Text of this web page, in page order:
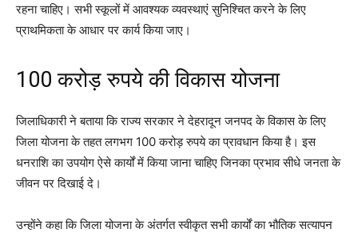
रहना चाहिए। सभी स्कूलों में आवश्यक व्यवस्थाएं सुनिश्चित करने के लिए
प्राथमिकता के आधार पर कार्य किया जाए।
100 करोड़ रुपये की विकास योजना
जिलाधिकारी ने बताया कि राज्य सरकार ने देहरादून जनपद के विकास के लिए
जिला योजना के तहत लगभग 100 करोड़ रुपये का प्रावधान किया है। इस
धनराशि का उपयोग ऐसे कार्यों में किया जाना चाहिए जिनका प्रभाव सीधे जनता के
जीवन पर दिखाई दे।
उन्होंने कहा कि जिला योजना के अंतर्गत स्वीकृत सभी कार्यों का भौतिक सत्यापन